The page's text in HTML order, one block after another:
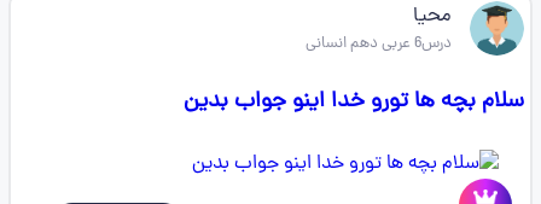
محیا
درس6 عربی دهم انسانی
سلام بچه ها تورو خدا اینو جواب بدین